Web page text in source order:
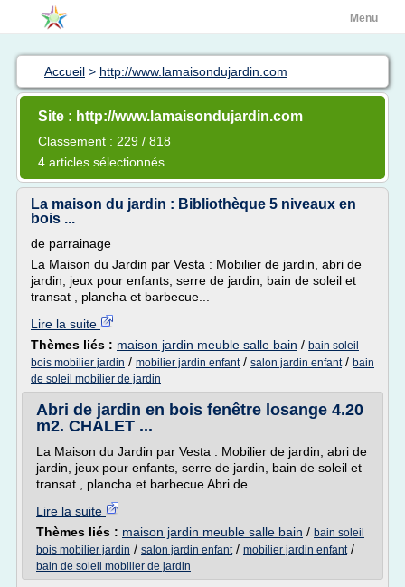
Menu
Accueil > http://www.lamaisondujardin.com
Site : http://www.lamaisondujardin.com
Classement : 229 / 818
4 articles sélectionnés
La maison du jardin : Bibliothèque 5 niveaux en
bois ...
de parrainage
La Maison du Jardin par Vesta : Mobilier de jardin, abri de
jardin, jeux pour enfants, serre de jardin, bain de soleil et
transat , plancha et barbecue...
Lire la suite
Thèmes liés : maison jardin meuble salle bain / bain soleil
bois mobilier jardin / mobilier jardin enfant/ salon jardin enfant/ bain
de soleil mobilier de jardin
Abri de jardin en bois fenêtre losange 4.20
m2. CHALET ...
La Maison du Jardin par Vesta : Mobilier de jardin, abri de
jardin, jeux pour enfants, serre de jardin, bain de soleil et
transat , plancha et barbecue Abri de...
Lire la suite
Thèmes liés : maison jardin meuble salle bain / bain soleil
bois mobilier jardin / salon jardin enfant/ mobilier jardin enfant/
bain de soleil mobilier de jardin